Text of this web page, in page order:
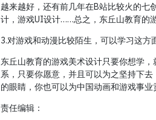
越来越好，还有前几年在B站比较火的七
计，游戏UI设计……总之，东丘山教育的
3.对游戏和动漫比较陌生，可以学习这方
东丘山教育的游戏美术设计只要你想学
系，只要你愿意，并且可以为之坚持下
的眼睛，你也可以为中国动画和游戏事
责任编辑：